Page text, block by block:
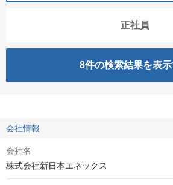
正社員
8件の検索結果を表
会社情報
会社名
株式会社新日本エネックス